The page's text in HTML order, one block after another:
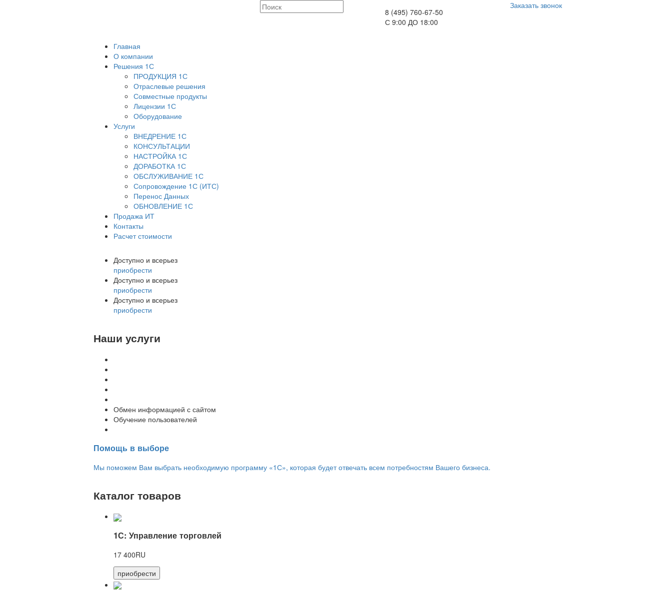
8 (495) 760-67-50
С 9:00 ДО 18:00
Заказать звонок
Главная
О компании
Решения 1С
ПРОДУКЦИЯ 1С
Отраслевые решения
Совместные продукты
Лицензии 1С
Оборудование
Услуги
ВНЕДРЕНИЕ 1С
КОНСУЛЬТАЦИИ
НАСТРОЙКА 1С
ДОРАБОТКА 1С
ОБСЛУЖИВАНИЕ 1С
Сопровождение 1С (ИТС)
Перенос Данных
ОБНОВЛЕНИЕ 1С
Продажа ИТ
Контакты
Расчет стоимости
Доступно и всерьез
приобрести
Доступно и всерьез
приобрести
Доступно и всерьез
приобрести
Наши услуги
Обмен информацией с сайтом
Обучение пользователей
Помощь в выборе
Мы поможем Вам выбрать необходимую программу «1С», которая будет отвечать всем потребностям Вашего бизнеса.
Каталог товаров
1С: Управление торговлей
17 400RU
приобрести